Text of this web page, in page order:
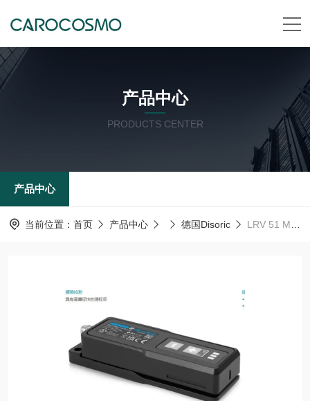
产品中心
PRODUCTS CENTER
产品中心
当前位置： 首页 产品中心 德国Disoric LRV 51 M 2000 P3K-IBS德国德森瑞 Disoric 传感器